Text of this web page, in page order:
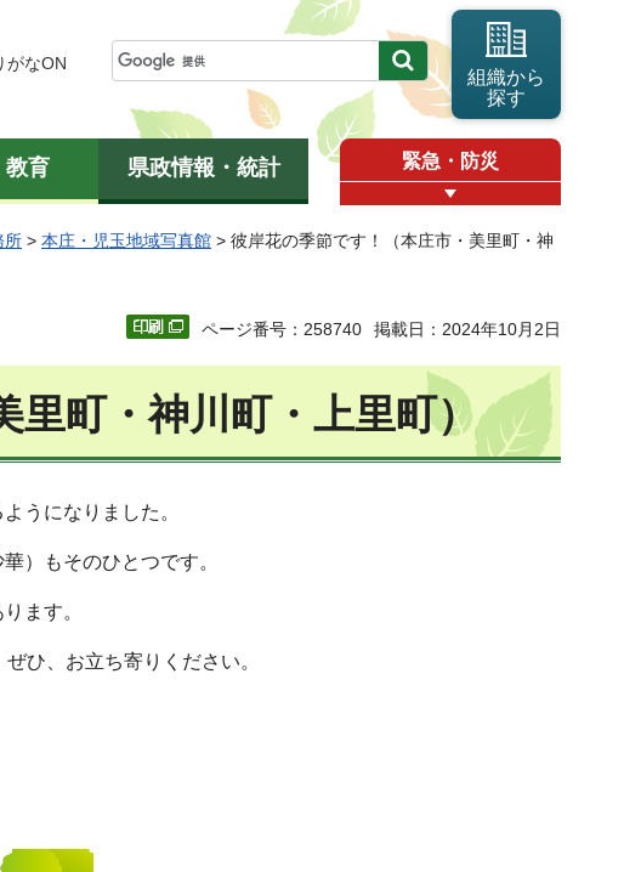
がなON
組織から
探す
教育 県政情報・統計 緊急・防災
所 > 本庄・児玉地域写真館 > 彼岸花の季節です！（本庄市・美里町・神
ページ番号：258740 掲載日：2024年10月2日
里町・神川町・上里町）
うになりました。
）もそのひとつです。
ます。
ひ、お立ち寄りください。